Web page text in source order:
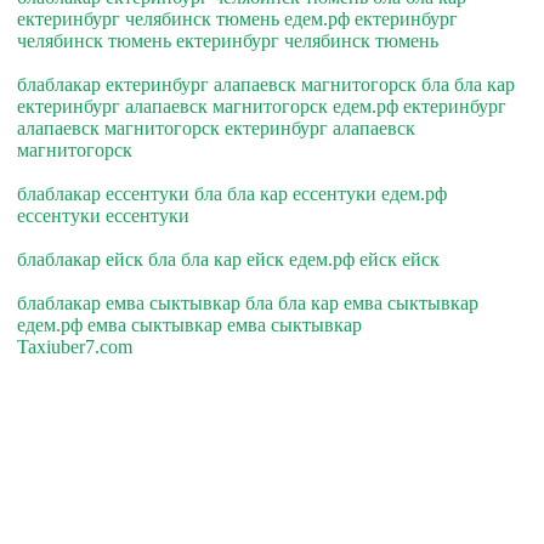
ектеринбург челябинск тюмень едем.рф ектеринбург
челябинск тюмень ектеринбург челябинск тюмень
блаблакар ектеринбург алапаевск магнитогорск бла бла кар
ектеринбург алапаевск магнитогорск едем.рф ектеринбург
алапаевск магнитогорск ектеринбург алапаевск
магнитогорск
блаблакар ессентуки бла бла кар ессентуки едем.рф
ессентуки ессентуки
блаблакар ейск бла бла кар ейск едем.рф ейск ейск
блаблакар емва сыктывкар бла бла кар емва сыктывкар
едем.рф емва сыктывкар емва сыктывкар
Taxiuber7.com